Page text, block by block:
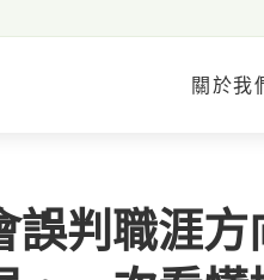
關於我
判職涯